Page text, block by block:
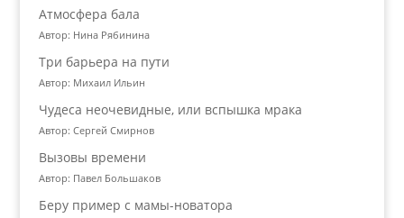
Атмосфера бала
Автор: Нина Рябинина
Три барьера на пути
Автор: Михаил Ильин
Чудеса неочевидные, или вспышка мрака
Автор: Сергей Смирнов
Вызовы времени
Автор: Павел Большаков
Беру пример с мамы-новатора